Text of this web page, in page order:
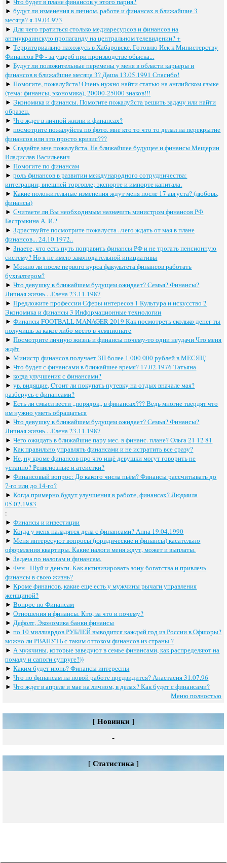
►будут ли изменения в личном, работе и финансах в ближайшие 3
месяца? я-19.04.973
► Для чего тратиться столько медиаресурсов и финансов на
антиукраинскую пропаганду на центральном телевидении? +
►Территориально нахожусь в Хабаровске. Готовлю Иск к Министерству
Финансов РФ - за ущерб при производстве обыска...
►Будут ли положительные перемены у меня в области карьеры и
финансов в ближайшие месяца 3? Даша 13.05.1991 Спасибо!
►Помогите, пожалуйста! Очень нужно найти статью на английском языке
(тема: финансы, экономика), 20000-25000 знаков!!!
►Экономика и финансы. Помогите пожалуйста решить задачу или найти
образец.
►Что ждет в личной жизни и финансах?
►посмотрите пожалуйста по фото. мне кто то что то делал на перекрытие
финансов или это просто кризис???
►Сгадайте мне пожалуйста. На ближайшее будущее и финансы Мещерин
Владислав Васильевич
►Помогите по финансам
►роль финансов в развитии международного сотрудничества:
интеграции; внешней торговле; экспорте и импорте капитала.
►Какие положительные изменения ждут меня после 17 августа? (любовь,
финансы)
►Считаете ли Вы необходимым назначить министром финансов РФ
Бастрыкина А. И.?
►Здраствуйте посмотрите пожалуста ..чего ждать от мая в плане
финансов... 24.10 1972..
►Знаете, что есть путь поправить финансы РФ и не трогать пенсионную
систему? Но я не имею законодательной инициативы
►Можно ли после первого курса факультета финансов работать
бухгалтером?
►Что девушку в ближайшем будущем ожидает? Семья? Финансы?
Личная жизнь.. .Елена 23.11.1987
►Предложите профессии Сферы интересов 1 Культура и искусство 2
Экономика и финансы 3 Информационные технологии
►Финансы FOOTBALL MANAGER 2019 Как посмотреть сколько денег ты
получишь за какое либо место в чемпионате
►Посмотрите личную жизнь и финансы почему-то одни неудачи Что меня
ждёт
►Министр финансов получает ЗП более 1 000 000 рублей в МЕСЯЦ!
►Что будет с финансами в ближайшее время? 17.02.1976 Татьяна
►когда улучшения с финансами?
►ув. видящие, Cтоит ли покупать путевку на отдых вначале мая?
разберусь с финансами?
►Есть ли смысл вести ,,порядок,, в финансах??? Ведь многие твердят что
им нужно уметь обращаться
►Что девушку в ближайшем будущем ожидает? Семья? Финансы?
Личная жизнь.. .Елена 23.11.1987
►Чего ожидать в ближайшие пару мес. в финанс. плане? Ольга 21 12 81
►Как правильно управлять финансами и не истратить все сразу?
►Не, ну кроме финансов про что ищё девушки могут говорить не
устанно? Религиозные и атеистки?
►Финансовый вопрос: До какого числа пьём? Финансы рассчитывать до
7-го или до 14-го?
►Когда примерно будут улучшения в работе, финансах? Людмила
05.02.1983
:
►Финансы и инвестиции
►Когда у меня наладятся дела с финансами? Анна 19.04.1990
►Меня интересуют вопросы (юридические и финансы) касательно
оформления квартиры. Какие налоги меня ждут, может и выплаты.
►Задача по налогам и финансам.
►Фен - Шуй и деньги. Как активизировать зону богатства и привлечь
финансы в свою жизнь?
►Кроме финансов, какие еще есть у мужчины рычаги управления
женщиной?
►Вопрос по Финансам
►Отношения и финансы. Кто, за что и почему?
► Дефолт, Экономика банки финансы
►по 10 миллиардов РУБЛЕЙ выводится каждый год из России в Офшоры?
можно ли РВАНУТЬ с таким оттоком финансов из страны ?
► А мужчины, которые заведуют в семье финансами, как распределяют на
помаду и сапоги супруге?))
►Каким будет июнь? Финансы интересны
►Что по финансам на новой работе предвидится? Анастасия 31.07.96
►Что ждет в апреле и мае на личном, в делах? Как будет с финансами?
Меню полностью
[ Новинки ]
-
[ Статистика ]